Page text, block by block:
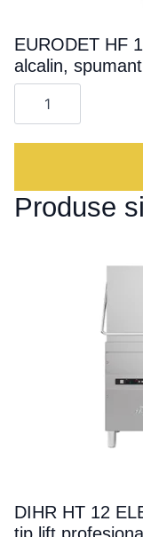
EURODET HF
alcalin,
Cantitate
EURODET
|
puternic
alcalin,
spumant
Produse
DIHR HT 12